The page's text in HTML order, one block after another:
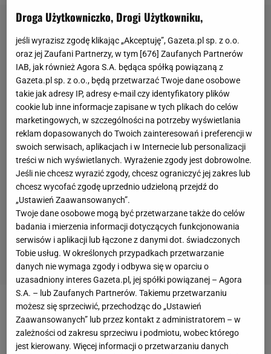
Za najpiękniejsze i ponadczasowe uważane są
orientalne dywany. Od wieków stanowiły
ekskluzywną ozdobę wnętrz oraz zachwycały
Droga Użytkowniczko, Drogi Użytkowniku,
jeśli wyrazisz zgodę klikając „Akceptuję”, Gazeta.pl sp. z o.o.
oraz jej Zaufani Partnerzy, w tym [676] Zaufanych Partnerów
IAB, jak również Agora S.A. będąca spółką powiązaną z
Gazeta.pl sp. z o.o., będą przetwarzać Twoje dane osobowe
takie jak adresy IP, adresy e-mail czy identyfikatory plików
cookie lub inne informacje zapisane w tych plikach do celów
marketingowych, w szczególności na potrzeby wyświetlania
reklam dopasowanych do Twoich zainteresowań i preferencji w
swoich serwisach, aplikacjach i w Internecie lub personalizacji
treści w nich wyświetlanych. Wyrażenie zgody jest dobrowolne.
Jeśli nie chcesz wyrazić zgody, chcesz ograniczyć jej zakres lub
chcesz wycofać zgodę uprzednio udzieloną przejdź do
„Ustawień Zaawansowanych”.
Twoje dane osobowe mogą być przetwarzane także do celów
badania i mierzenia informacji dotyczących funkcjonowania
serwisów i aplikacji lub łączone z danymi dot. świadczonych
Tobie usług. W określonych przypadkach przetwarzanie
danych nie wymaga zgody i odbywa się w oparciu o
uzasadniony interes Gazeta.pl, jej spółki powiązanej – Agora
S.A. – lub Zaufanych Partnerów. Takiemu przetwarzaniu
możesz się sprzeciwić, przechodząc do „Ustawień
Zaawansowanych” lub przez kontakt z administratorem – w
zależności od zakresu sprzeciwu i podmiotu, wobec którego
jest kierowany. Więcej informacji o przetwarzaniu danych